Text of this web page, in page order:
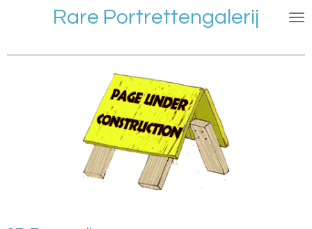
Rare Portrettengalerij